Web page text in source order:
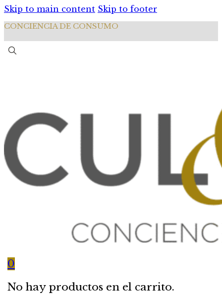
Skip to main content Skip to footer
CONCIENCIA DE CONSUMO
0
No hay productos en el carrito.